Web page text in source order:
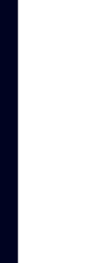
Qui nous